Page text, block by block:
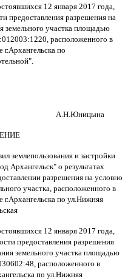
12 января 2017 года,
предоставления разрешения на
земельного участка площадью
расположенного в
по
А.Н.Юницына
землепользования и застройки
Архангельск" о результатах
разрешения на условно
участка, расположенного в
по ул.Нижняя
12 января 2017 года,
предоставления разрешения
земельного участка площадью
расположенного в
по ул.Нижняя